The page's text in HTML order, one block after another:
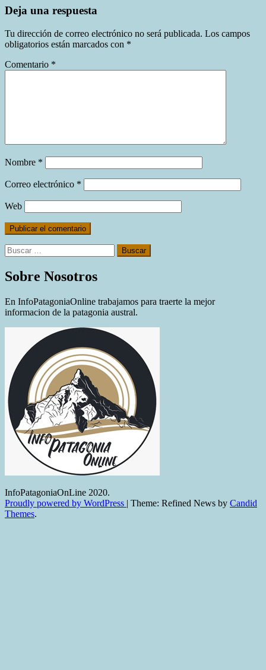
Deja una respuesta
Tu dirección de correo electrónico no será publicada. Los campos
obligatorios están marcados con *
Comentario *
Nombre *
Correo electrónico *
Web
Buscar:
Sobre Nosotros
En InfoPatagoniaOnline trabajamos para traerte la mejor
informacion de la patagonia austral.
InfoPatagoniaOnLine 2020.
Proudly powered by WordPress | Theme: Refined News by Candid
Themes.